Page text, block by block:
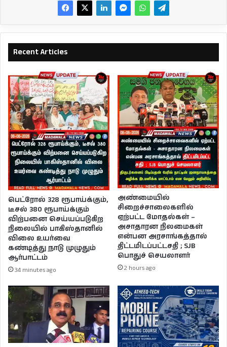
Recent Articles
பெட்ரோல் 328 ரூபாய்க்கும்,
டீசல் 380 ரூபாய்க்கும்
விற்பனை செய்யப்படுகிற
நிலையில் பாகிஸ்தானில்
விலை உயர்வை
கண்டித்து நாடு முழுதும்
ஆர்பாட்டம்
34 minutes ago
அண்மையில்
சிறைச்சாலைகளில்
ஏற்பட்ட மோதல்கள் –
அசாதாரன நிலமைகள்
என்பன அரசாங்கத்தால்
திட்டமிடப்பட்டசதி ; SJB
பொதுச் செயலாளர்
2 hours ago